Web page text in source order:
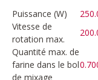
Puissance (W)
Vitesse de
rotation max.
Quantité max. de
farine dans le bol
de mixage